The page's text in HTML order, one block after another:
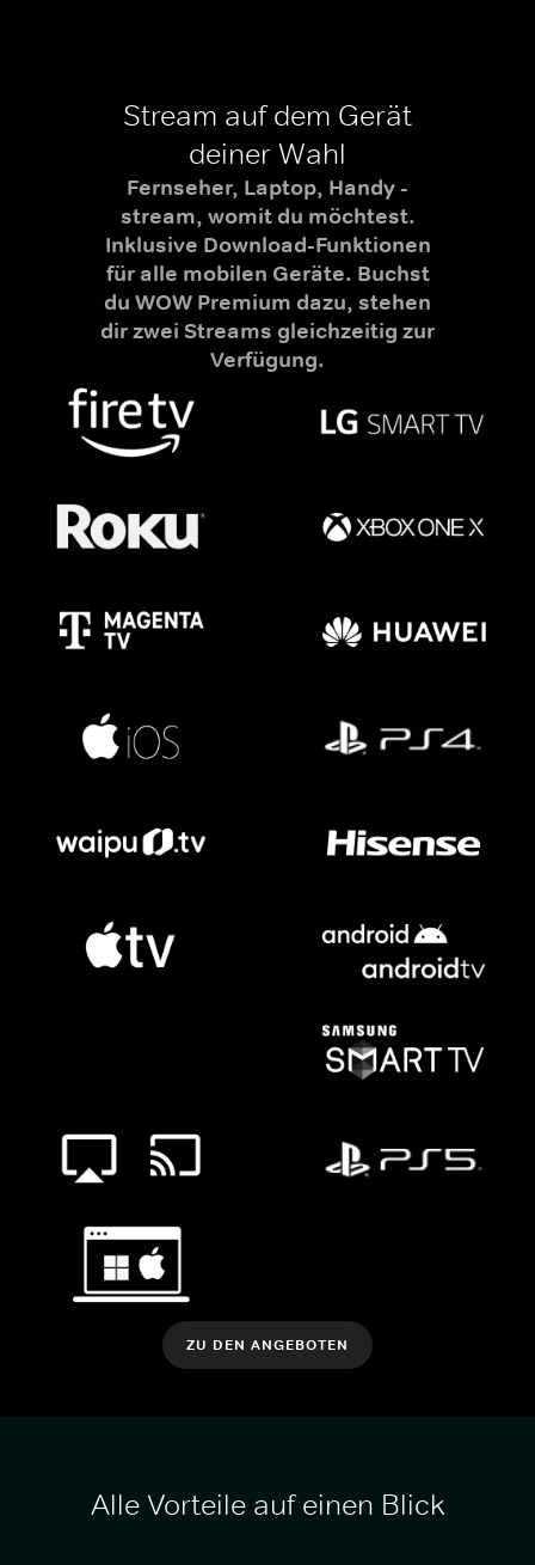
Stream auf dem Gerät
deiner Wahl
Fernseher, Laptop, Handy -
stream, womit du möchtest.
Inklusive Download-Funktionen
für alle mobilen Geräte. Buchst
du WOW Premium dazu, stehen
dir zwei Streams gleichzeitig zur
Verfügung.
ZU DEN ANGEBOTEN
Alle Vorteile auf einen Blick